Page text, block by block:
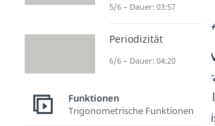
1. Versuche eine
Ausprobieren
Setze zum
0, -1 oder -2 ein,
5/6 – Dauer: 03:57
Periodizität
6/6 – Dauer: 04:20
Funktionen
Trigonometrische Funktionen